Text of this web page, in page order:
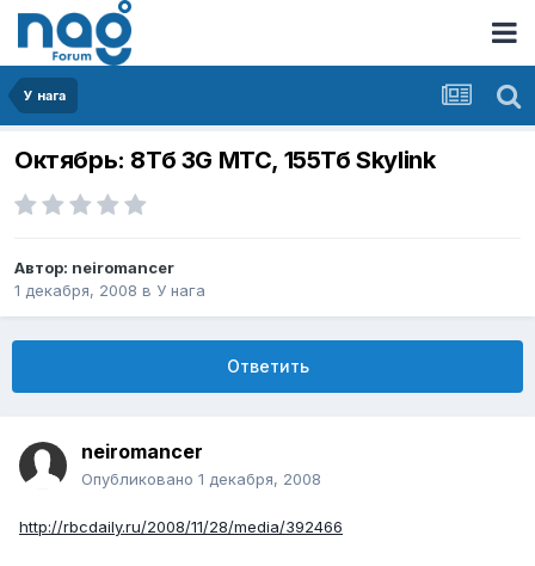
У нага
Октябрь: 8Тб 3G MTC, 155Тб Skylink
Автор: neiromancer
1 декабря, 2008 в У нага
Ответить
neiromancer
Опубликовано 1 декабря, 2008
http://rbcdaily.ru/2008/11/28/media/392466